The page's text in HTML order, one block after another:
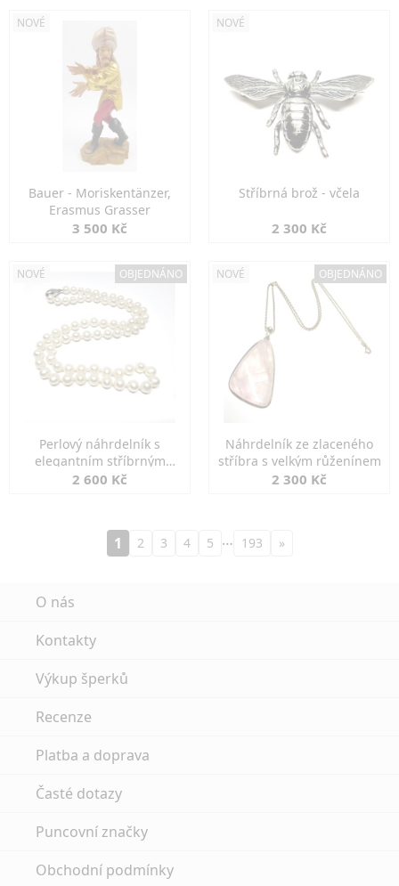
NOVÉ
Bauer - Moriskentänzer,
Erasmus Grasser
3 500 Kč
NOVÉ
Stříbrná brož - včela
2 300 Kč
NOVÉ OBJEDNÁNO
Perlový náhrdelník s
elegantním stříbrným
zapínáním
2 600 Kč
NOVÉ OBJEDNÁNO
Náhrdelník ze zlaceného
stříbra s velkým růženínem
2 300 Kč
1 2 3 4 5 … 193 »
O nás
Kontakty
Výkup šperků
Recenze
Platba a doprava
Časté dotazy
Puncovní značky
Obchodní podmínky